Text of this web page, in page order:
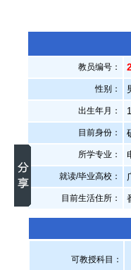
教员编号：
性别：
出生年月：
目前身份：
所学专业：
就读/毕业高校：
目前生活住所：
可教授科目：